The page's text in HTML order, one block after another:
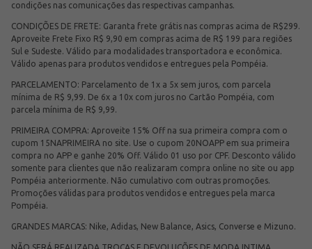
condições nas comunicações das respectivas campanhas.
CONDIÇÕES DE FRETE: Garanta frete grátis nas compras acima de R$299.
Aproveite Frete Fixo R$ 9,90 em compras acima de R$ 199 para regiões
Sul e Sudeste. Válido para modalidades transportadora e econômica.
Válido apenas para produtos vendidos e entregues pela Pompéia.
PARCELAMENTO: Parcelamento de 1x a 5x sem juros, com parcela
mínima de R$ 9,99. De 6x a 10x com juros no Cartão Pompéia, com
parcela mínima de R$ 9,99.
PRIMEIRA COMPRA: Aproveite 15% Off na sua primeira compra com o
cupom 15NAPRIMEIRA no site. Use o cupom 20NOAPP em sua primeira
compra no APP e ganhe 20% Off. Válido 01 uso por CPF. Desconto válido
somente para clientes que não realizaram compra online no site ou app
Pompéia anteriormente. Não cumulativo com outras promoções.
Promoções válidas para produtos vendidos e entregues pela marca
Pompéia.
GRANDES MARCAS: Nike, Adidas, New Balance, Asics, Converse e Mizuno.